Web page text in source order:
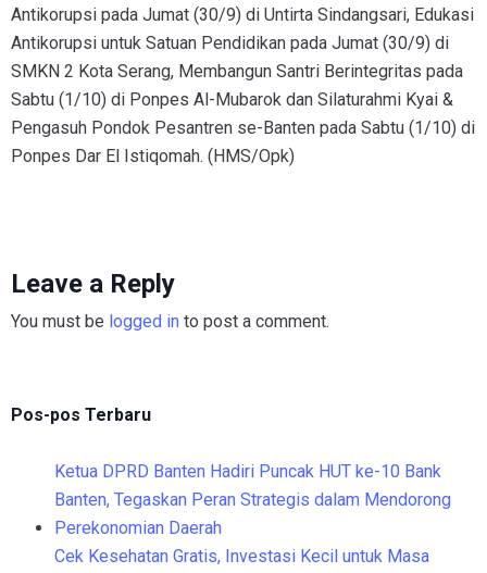
Antikorupsi pada Jumat (30/9) di Untirta Sindangsari, Edukasi
Antikorupsi untuk Satuan Pendidikan pada Jumat (30/9) di
SMKN 2 Kota Serang, Membangun Santri Berintegritas pada
Sabtu (1/10) di Ponpes Al-Mubarok dan Silaturahmi Kyai &
Pengasuh Pondok Pesantren se-Banten pada Sabtu (1/10) di
Ponpes Dar El Istiqomah. (HMS/Opk)
Leave a Reply
You must be logged in to post a comment.
Pos-pos Terbaru
Ketua DPRD Banten Hadiri Puncak HUT ke-10 Bank
Banten, Tegaskan Peran Strategis dalam Mendorong
Perekonomian Daerah
Cek Kesehatan Gratis, Investasi Kecil untuk Masa